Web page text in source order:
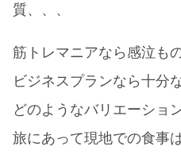
質、、、
筋トレマニアなら感泣も
ビジネスプランなら十分
どのようなバリエーショ
旅にあって現地での食事